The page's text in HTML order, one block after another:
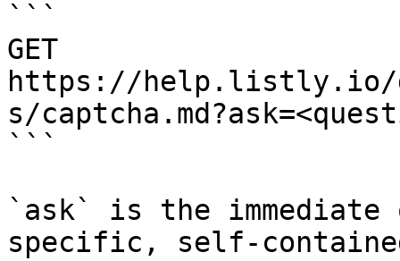
```
GET
https://help.listly.io/
s/
```
`ask` is the
specific, self-